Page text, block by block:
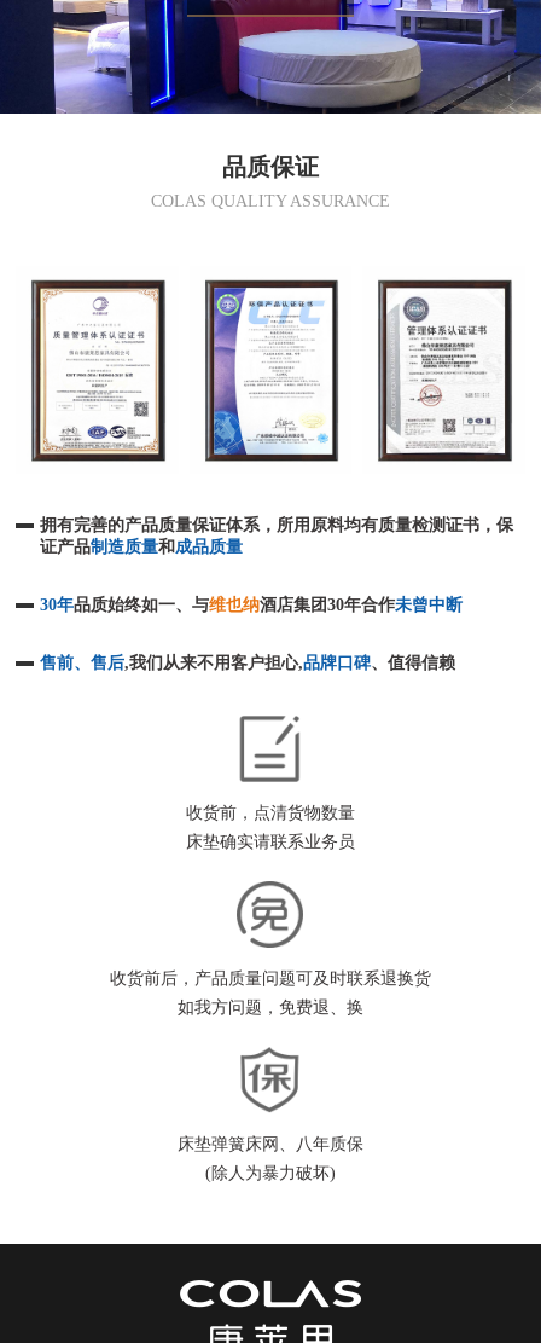
品质保证
COLAS QUALITY ASSURANCE
拥有完善的产品质量保证体系，所用原料均有质量检测证书，保
证产品制造质量和 成品质量
30年品质始终如一、与维也纳酒店集团30年合作未曾中断
售前、售后,我们从来不用客户担心,品牌口碑、值得信赖
收货前，点清货物数量
床垫确实请联系业务员
收货前后，产品质量问题可及时联系退换货
如我方问题，免费退、换
床垫弹簧床网、八年质保
(除人为暴力破坏)